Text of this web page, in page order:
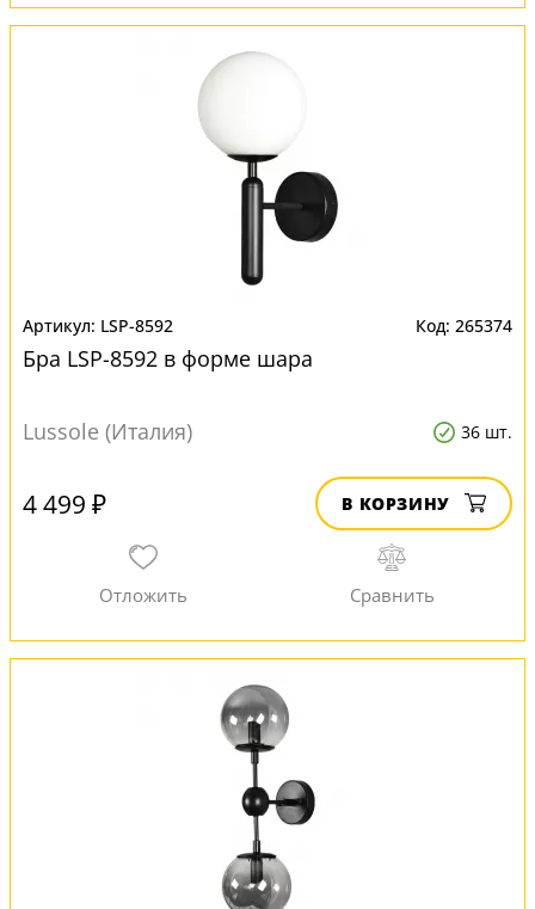
LSP-8592 265374
Бра LSP-8592 в форме шара
Lussole (Италия) 36 шт.
4 499 ₽ В КОРЗИНУ